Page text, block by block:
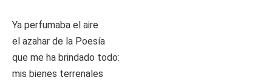
Ya perfumaba el aire
el azahar de la Poesía
que me ha brindado todo:
mis bienes terrenales